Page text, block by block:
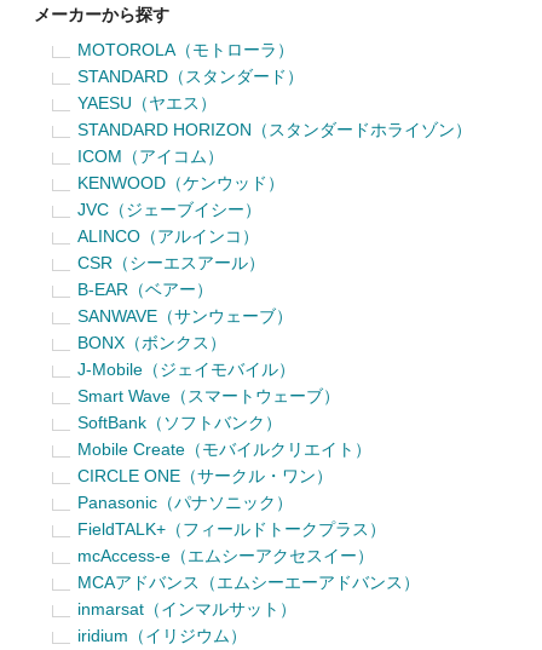
メーカーから探す
MOTOROLA（モトローラ）
STANDARD（スタンダード）
YAESU（ヤエス）
STANDARD HORIZON（スタンダードホライゾン）
ICOM（アイコム）
KENWOOD（ケンウッド）
JVC（ジェーブイシー）
ALINCO（アルインコ）
CSR（シーエスアール）
B-EAR（ベアー）
SANWAVE（サンウェーブ）
BONX（ボンクス）
J-Mobile（ジェイモバイル）
Smart Wave（スマートウェーブ）
SoftBank（ソフトバンク）
Mobile Create（モバイルクリエイト）
CIRCLE ONE（サークル・ワン）
Panasonic（パナソニック）
FieldTALK+（フィールドトークプラス）
mcAccess-e（エムシーアクセスイー）
MCAアドバンス（エムシーエーアドバンス）
inmarsat（インマルサット）
iridium（イリジウム）